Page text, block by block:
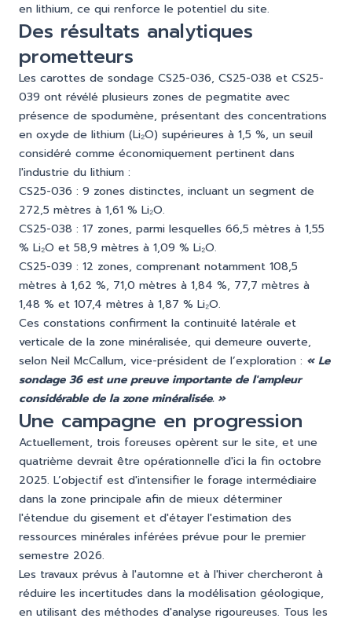
en lithium, ce qui renforce le potentiel du site.
Des résultats analytiques
prometteurs
Les carottes de sondage CS25-036, CS25-038 et CS25-
039 ont révélé plusieurs zones de pegmatite avec
présence de spodumène, présentant des concentrations
en oxyde de lithium (Li₂O) supérieures à 1,5 %, un seuil
considéré comme économiquement pertinent dans
l'industrie du lithium :
CS25-036 : 9 zones distinctes, incluant un segment de
272,5 mètres à 1,61 % Li₂O.
CS25-038 : 17 zones, parmi lesquelles 66,5 mètres à 1,55
% Li₂O et 58,9 mètres à 1,09 % Li₂O.
CS25-039 : 12 zones, comprenant notamment 108,5
mètres à 1,62 %, 71,0 mètres à 1,84 %, 77,7 mètres à
1,48 % et 107,4 mètres à 1,87 % Li₂O.
Ces constations confirment la continuité latérale et
verticale de la zone minéralisée, qui demeure ouverte,
selon Neil McCallum, vice-président de l’exploration : « Le
sondage 36 est une preuve importante de l'ampleur
considérable de la zone minéralisée. »
Une campagne en progression
Actuellement, trois foreuses opèrent sur le site, et une
quatrième devrait être opérationnelle d'ici la fin octobre
2025. L’objectif est d'intensifier le forage intermédiaire
dans la zone principale afin de mieux déterminer
l'étendue du gisement et d'étayer l'estimation des
ressources minérales inférées prévue pour le premier
semestre 2026.
Les travaux prévus à l'automne et à l'hiver chercheront à
réduire les incertitudes dans la modélisation géologique,
en utilisant des méthodes d'analyse rigoureuses. Tous les